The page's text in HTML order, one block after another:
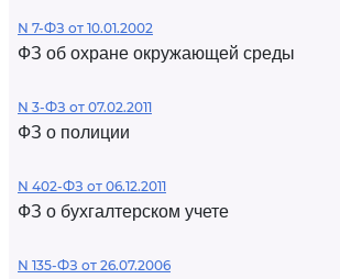
N 7-ФЗ от 10.01.2002
ФЗ об охране окружающей среды
N 3-ФЗ от 07.02.2011
ФЗ о полиции
N 402-ФЗ от 06.12.2011
ФЗ о бухгалтерском учете
N 135-ФЗ от 26.07.2006